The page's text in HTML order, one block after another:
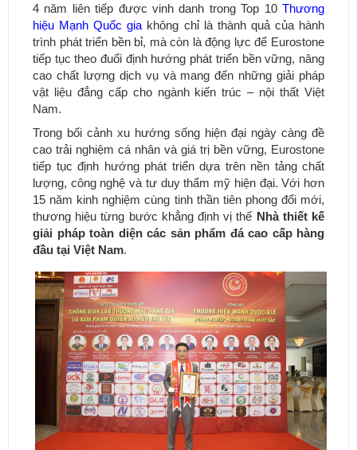
4 năm liên tiếp được vinh danh trong Top 10 Thương
hiệu Mạnh Quốc gia không chỉ là thành quả của hành
trình phát triển bền bỉ, mà còn là động lực để Eurostone
tiếp tục theo đuổi định hướng phát triển bền vững, nâng
cao chất lượng dịch vụ và mang đến những giải pháp
vật liệu đẳng cấp cho ngành kiến trúc – nội thất Việt
Nam.
Trong bối cảnh xu hướng sống hiện đại ngày càng đề
cao trải nghiệm cá nhân và giá trị bền vững, Eurostone
tiếp tục định hướng phát triển dựa trên nền tảng chất
lượng, công nghệ và tư duy thẩm mỹ hiện đại. Với hơn
15 năm kinh nghiệm cùng tinh thần tiên phong đổi mới,
thương hiệu từng bước khẳng định vị thế Nhà thiết kế
giải pháp toàn diện các sản phẩm đá cao cấp hàng
đầu tại Việt Nam.